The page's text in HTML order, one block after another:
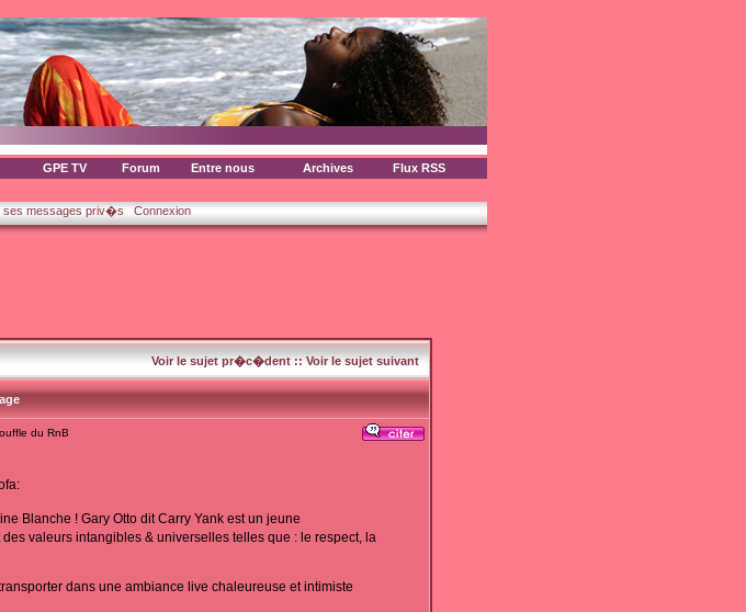
GPE TV Forum Entre nous Archives Flux RSS
ses messages priv�s Connexion
Voir le sujet pr�c�dent::Voir le sujet suivant
du RnB
Blanche ! Gary Otto dit Carry Yank est un jeune
valeurs intangibles & universelles telles que : le respect, la
dans une ambiance live chaleureuse et intimiste